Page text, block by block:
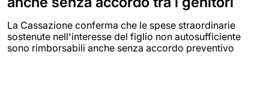
La Cassazione conferma che le spese straordinarie
sostenute nell'interesse del figlio non autosufficiente
sono rimborsabili anche senza accordo preventivo